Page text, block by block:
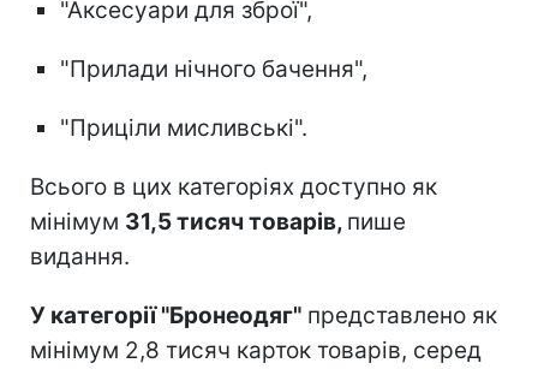
"Аксесуари для зброї",
"Прилади нічного бачення",
"Приціли мисливські".
Всього в цих категоріях доступно як
мінімум 31,5 тисяч товарів, пише
видання.
У категорії "Бронеодяг" представлено як
мінімум 2,8 тисяч карток товарів, серед